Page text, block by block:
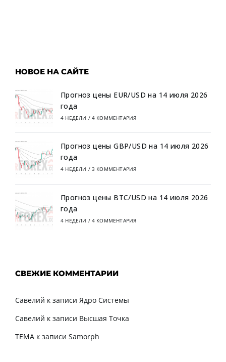
НОВОЕ НА САЙТЕ
Прогноз цены EUR/USD на 14 июля 2026
года
4 НЕДЕЛИ / 4 КОММЕНТАРИЯ
Прогноз цены GBP/USD на 14 июля 2026
года
4 НЕДЕЛИ / 3 КОММЕНТАРИЯ
Прогноз цены BTC/USD на 14 июля 2026
года
4 НЕДЕЛИ / 4 КОММЕНТАРИЯ
СВЕЖИЕ КОММЕНТАРИИ
Савелий к записи Ядро Системы
Савелий к записи Высшая Точка
TEMA к записи Samorph